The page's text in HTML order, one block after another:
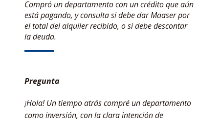
Compró un departamento con un crédito que aún
está pagando, y consulta si debe dar Maaser por
el total del alquiler recibido, o si debe descontar
la deuda.
Pregunta
¡Hola! Un tiempo atrás compré un departamento
como inversión, con la clara intención de